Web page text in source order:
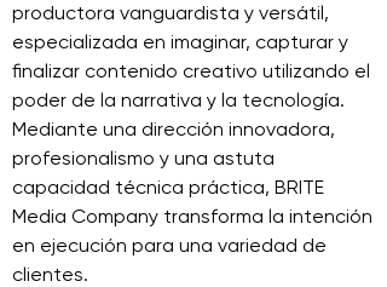
productora vanguardista y versátil,
especializada en imaginar, capturar y
finalizar contenido creativo utilizando el
poder de la narrativa y la tecnología.
Mediante una dirección innovadora,
profesionalismo y una astuta
capacidad técnica práctica, BRITE
Media Company transforma la intención
en ejecución para una variedad de
clientes.